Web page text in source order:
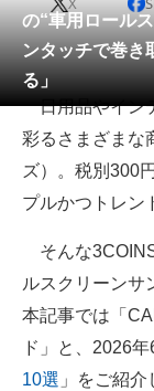
メディア
ITの今と未来を
スマホと通信の
ビジネスと働き
の“車用ロール
ンタッチで巻き
る」
日用品やイン
彩るさまざまな
ズ）。税別300
プルかつトレン
そんな
ルスクリーンサ
本記事では「
ド」と、2026年
10選 」をご紹介